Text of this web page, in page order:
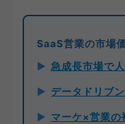
SaaS営業の市場
急成長市場で
データドリブ
マーケ×営業の